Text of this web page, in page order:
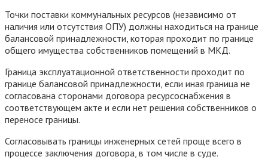
Точки поставки коммунальных ресурсов (независимо от
наличия или отсутствия ОПУ) должны находиться на границе
балансовой принадлежности, которая проходит по границе
общего имущества собственников помещений в МКД.
Граница эксплуатационной ответственности проходит по
границе балансовой принадлежности, если иная граница не
согласована сторонами договора ресурсоснабжения в
соответствующем акте и если нет решения собственников о
переносе границы.
Согласовывать границы инженерных сетей проще всего в
процессе заключения договора, в том числе в суде.